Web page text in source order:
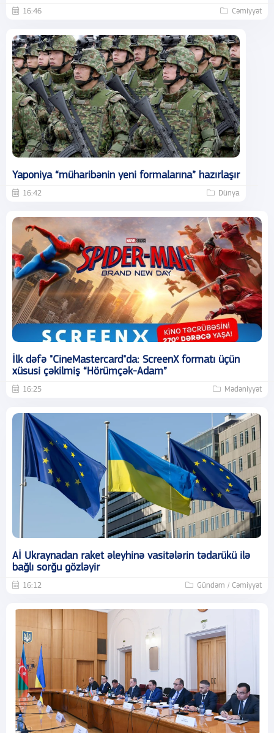
16:46 Cəmiyyət
Yaponiya “müharibənin yeni formalarına” hazırlaşır
16:42 Dünya
İlk dəfə "CineMastercard"da: ScreenX formatı üçün
xüsusi çəkilmiş “Hörümçək-Adam”
16:25 Mədəniyyət
Aİ Ukraynadan raket əleyhinə vasitələrin tədarükü ilə
bağlı sorğu gözləyir
16:12 Gündəm / Cəmiyyət